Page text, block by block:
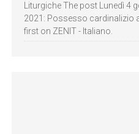
Liturgiche The post Lunedì 4
2021: Possesso cardinalizio
first on ZENIT - Italiano.